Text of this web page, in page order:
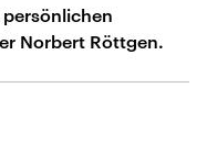
Norbert Röttgen.